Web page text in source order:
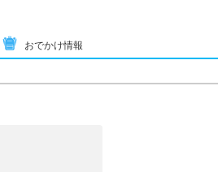
おでかけ情報